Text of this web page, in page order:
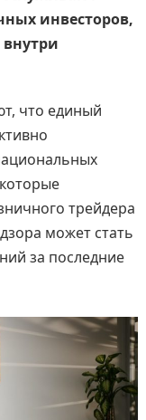
инвесторов,
что единый
трейдера
может стать
за последние